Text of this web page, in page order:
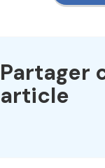
Partager
article